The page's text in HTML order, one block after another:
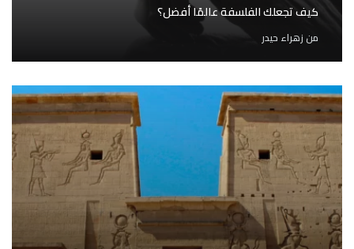
كيف تجعلك الفلسفة عالمًا أفضل؟
من زهراء حيدر